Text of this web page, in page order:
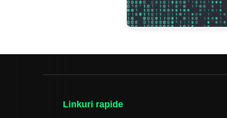
Linkuri rapide